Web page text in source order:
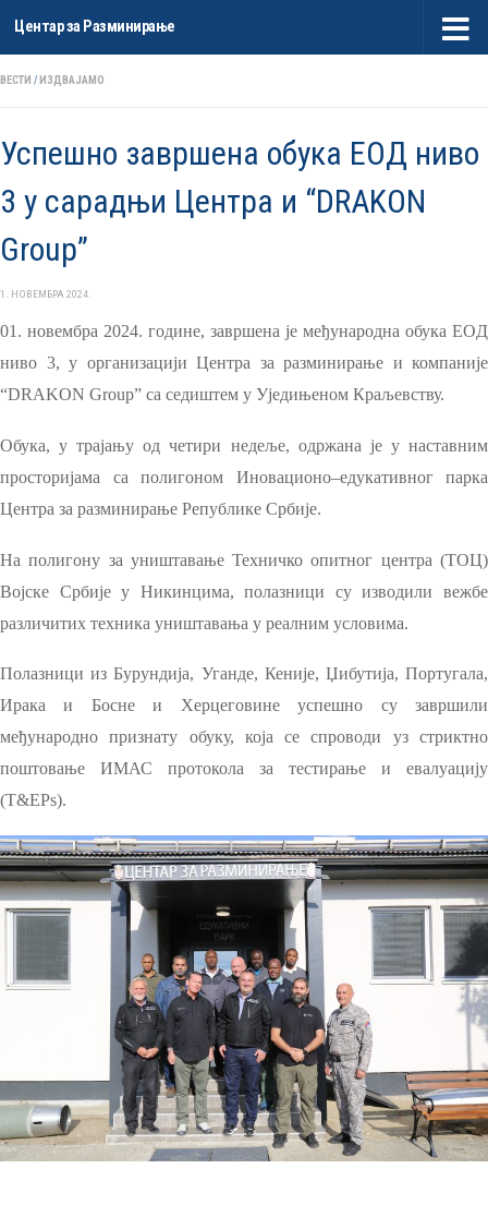
Skip to content
Центар за Разминирање
ВЕСТИ /ИЗДВАЈАМО
Успешно завршена обука ЕОД ниво
3 у сарадњи Центра и “DRAKON
Group”
1. НОВЕМБРА 2024.
01. новембра 2024. године, завршена је међународна обука ЕOД
ниво 3, у организацији Центра за разминирање и компаније
“DRAKON Group” са седиштем у Уједињеном Краљевству.
Обука, у трајању од четири недеље, одржана је у наставним
просторијама са полигоном Иновационо–едукативног парка
Центра за разминирање Републике Србије.
На полигону за уништавање Техничко опитног центра (ТОЦ)
Војске Србије у Никинцима, полазници су изводили вежбе
различитих техника уништавања у реалним условима.
Полазници из Бурундија, Уганде, Кеније, Џибутија, Португала,
Ирака и Босне и Херцеговине успешно су завршили
међународно признату обуку, која се спроводи уз стриктно
поштовање ИМАС протокола за тестирање и евалуацију
(Т&ЕPs).